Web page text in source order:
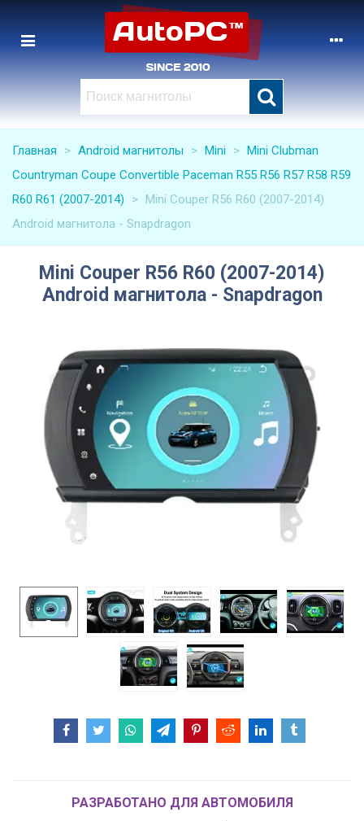
Главная > Android магнитолы > Mini > Mini Clubman
Countryman Coupe Convertible Paceman R55 R56 R57 R58 R59
R60 R61 (2007-2014)
> Mini Couper R56 R60 (2007-2014)
Android магнитола - Snapdragon
Mini Couper R56 R60 (2007-2014)
Android магнитола - Snapdragon
РАЗРАБОТАНО ДЛЯ АВТОМОБИЛЯ